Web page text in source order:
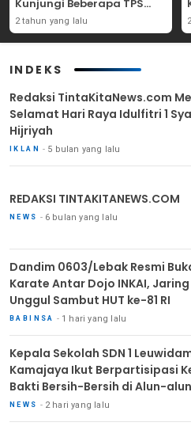
Kunjungi Beberapa TPS
Yang Ada Di Purwakarta
2 tahun yang lalu
INDEKS
Redaksi TintaKitaNews.com
Selamat Hari Raya Idulfitri 1
Hijriyah
IKLAN 5 bulan yang lalu
REDAKSI TINTAKITANEWS.COM
NEWS 6 bulan yang lalu
Dandim 0603/Lebak Resmi
Karate Antar Dojo INKAI,
Unggul Sambut HUT ke-81 RI
BABINSA 1 hari yang lalu
Kepala Sekolah SDN 1
Kamajaya Ikut Berpartisipasi
Bakti Bersih-Bersih di Alun-
NEWS 2 hari yang lalu